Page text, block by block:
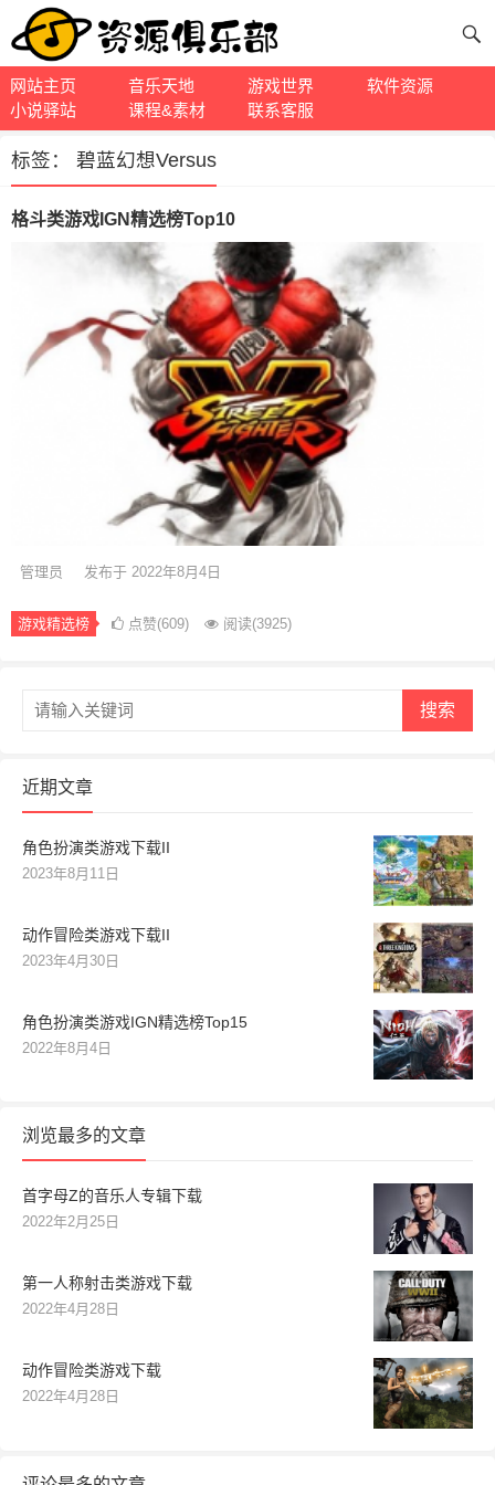
网站主页 音乐天地 游戏世界
软件资源
小说驿站
课程&素材 联系客服
标签： 碧蓝幻想Versus
格斗类游戏IGN精选榜Top10
管理员 发布于 2022年8月4日
游戏精选榜 点赞(609) 阅读(3925)
搜索
近期文章
角色扮演类游戏下载II
2023年8月11日
动作冒险类游戏下载II
2023年4月30日
角色扮演类游戏IGN精选榜Top15
2022年8月4日
浏览最多的文章
首字母Z的音乐人专辑下载
2022年2月25日
第一人称射击类游戏下载
2022年4月28日
动作冒险类游戏下载
2022年4月28日